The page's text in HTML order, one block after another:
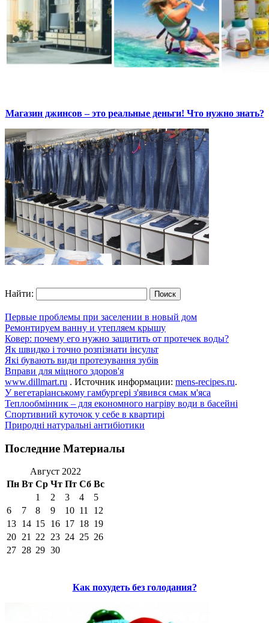
Магазин джинсов – это реальные деньги! Что нужно знать?
Найти:
Первые проблемы при заселении в новый дом
Ремонтируем ванну и утепляем крышу
Ковер: почему его нужно защитить от протечек воды?
Як швидко і точно розпізнати інсульт
Які бувають види протезування зубів
Вправи для міцного здоров'я
www.dillmart.ru . Источник информации: mens-recipes.ru.
У вегетаріанському гамбургері з'явився смак м'яса
Теплообмінник – для економного нагріву води в басейні
Спортивний куточок у себе в квартирі
Природні натуральні антибіотики
Последние Материалы
Август 2022
Пн Вт Ср Чт Пт Сб Вс
1
2 3 4
5
6
7 8 9 10 11
12
13 14 15 16 17 18 19
20 21 22 23 24 25 26
27 28 29 30
Как похудеть без голодания?